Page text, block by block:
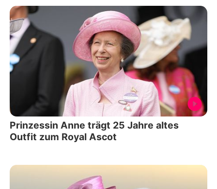
Prinzessin Anne trägt 25 Jahre altes
Outfit zum Royal Ascot